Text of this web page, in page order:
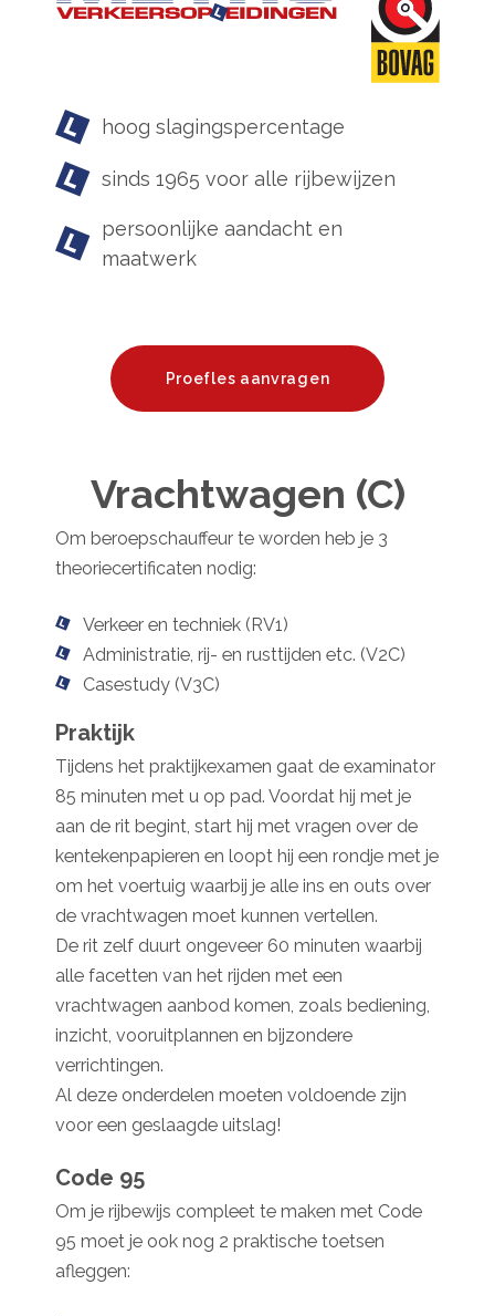
hoog slagingspercentage
sinds 1965 voor alle rijbewijzen
persoonlijke aandacht en
maatwerk
Proefles aanvragen
Vrachtwagen (C)
Om beroepschauffeur te worden heb je 3
theoriecertificaten nodig:
Verkeer en techniek (RV1)
Administratie, rij- en rusttijden etc. (V2C)
Casestudy (V3C)
Praktijk
Tijdens het praktijkexamen gaat de examinator
85 minuten met u op pad. Voordat hij met je
aan de rit begint, start hij met vragen over de
kentekenpapieren en loopt hij een rondje met je
om het voertuig waarbij je alle ins en outs over
de vrachtwagen moet kunnen vertellen.
De rit zelf duurt ongeveer 60 minuten waarbij
alle facetten van het rijden met een
vrachtwagen aanbod komen, zoals bediening,
inzicht, vooruitplannen en bijzondere
verrichtingen.
Al deze onderdelen moeten voldoende zijn
voor een geslaagde uitslag!
Code 95
Om je rijbewijs compleet te maken met Code
95 moet je ook nog 2 praktische toetsen
afleggen: